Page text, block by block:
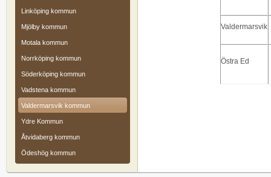
Linköping kommun
Mjölby kommun
Motala kommun
Norrköping kommun
Söderköping kommun
Vadstena kommun
Valdermarsvik kommun
Ydre Kommun
Åtvidaberg kommun
Ödeshög kommun
Valdermarsvik
Östra Ed